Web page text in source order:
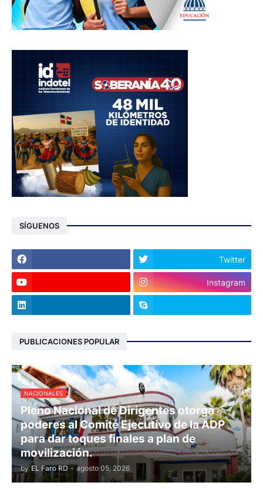
SÍGUENOS
Twitter
Instagram
PUBLICACIONES POPULAR
NACIONALES
Pleno Nacional de Dirigentes otorga
poderes al Comité Ejecutivo de la ADP
para dar toques finales a plan de
movilización.
by EL Faro RD - agosto 05, 2026